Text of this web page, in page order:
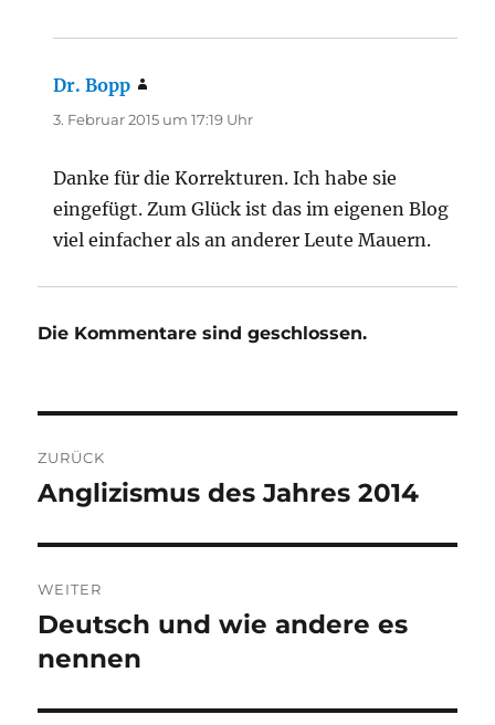
Dr. Bopp
3. Februar 2015 um 17:19 Uhr
Danke für die Korrekturen. Ich habe sie
eingefügt. Zum Glück ist das im eigenen Blog
viel einfacher als an anderer Leute Mauern.
Die Kommentare sind geschlossen.
ZURÜCK
Vorheriger
Anglizismus des Jahres 2014
WEITER
Nächster
Beitrag:
Deutsch und wie andere es
nennen